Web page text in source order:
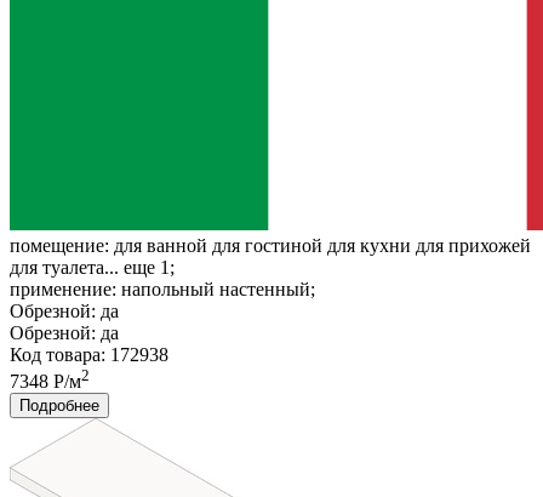
помещение: для ванной для гостиной для кухни для прихожей
для туалета... еще 1;
применение: напольный настенный;
Обрезной: да
Обрезной: да
Код товара: 172938
7348 Р/м2
Подробнее